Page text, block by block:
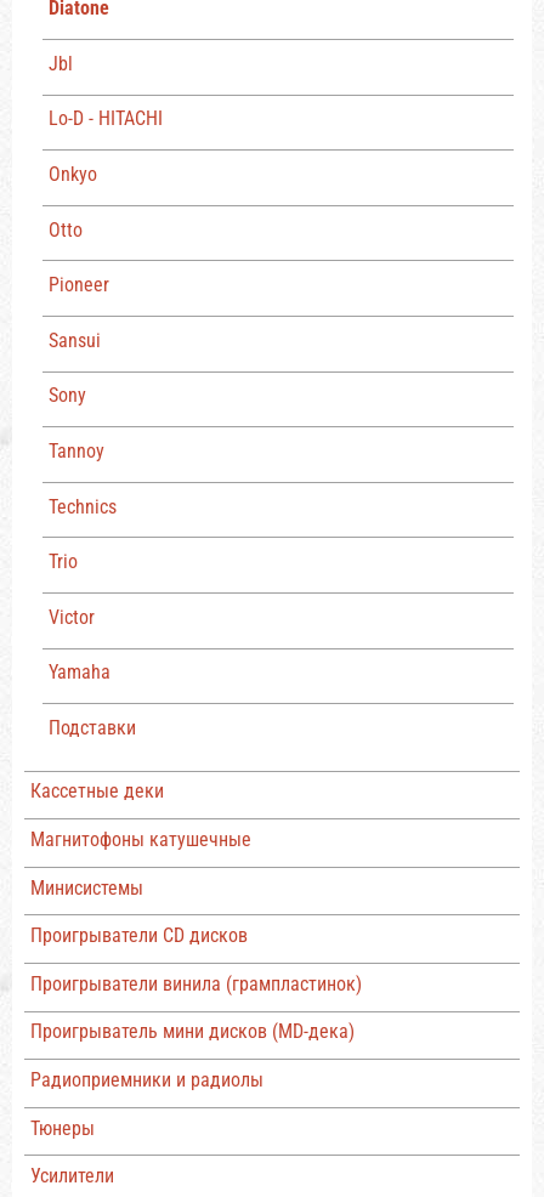
Diatone
Jbl
Lo-D - HITACHI
Onkyo
Otto
Pioneer
Sansui
Sony
Tannoy
Technics
Trio
Victor
Yamaha
Подставки
Кассетные деки
Магнитофоны катушечные
Минисистемы
Проигрыватели CD дисков
Проигрыватели винила (грампластинок)
Проигрыватель мини дисков (MD-дека)
Радиоприемники и радиолы
Тюнеры
Усилители